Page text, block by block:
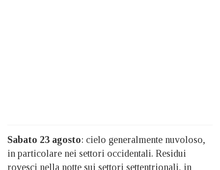
Sabato 23 agosto: cielo generalmente nuvoloso,
in particolare nei settori occidentali. Residui
rovesci nella notte sui settori settentrionali, in